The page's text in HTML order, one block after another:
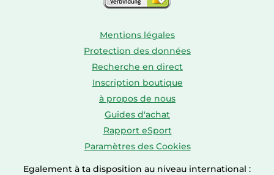
Mentions légales
Protection des données
Recherche en direct
Inscription boutique
à propos de nous
Guides d'achat
Rapport eSport
Paramètres des Cookies
Egalement à ta disposition au niveau international :